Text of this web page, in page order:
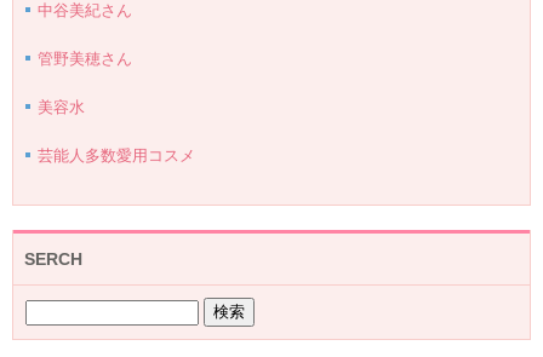
中谷美紀さん
管野美穂さん
美容水
芸能人多数愛用コスメ
SERCH